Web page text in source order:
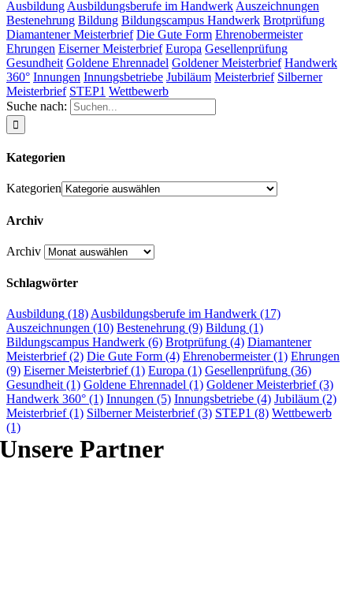
Ausbildung Ausbildungsberufe im Handwerk Auszeichnungen
Bestenehrung Bildung Bildungscampus Handwerk Brotprüfung
Diamantener Meisterbrief Die Gute Form Ehrenobermeister
Ehrungen Eiserner Meisterbrief Europa Gesellenprüfung
Gesundheit Goldene Ehrennadel Goldener Meisterbrief Handwerk
360° Innungen Innungsbetriebe Jubiläum Meisterbrief Silberner
Meisterbrief STEP1 Wettbewerb
Suche nach:
Kategorien
Kategorien
Archiv
Archiv
Schlagwörter
Ausbildung (18)Ausbildungsberufe im Handwerk (17)
Auszeichnungen (10) Bestenehrung (9) Bildung (1)
Bildungscampus Handwerk (6) Brotprüfung (4) Diamantener
Meisterbrief(2) Die Gute Form (4) Ehrenobermeister(1) Ehrungen
(9) Eiserner Meisterbrief(1) Europa (1) Gesellenprüfung (36)
Gesundheit(1) Goldene Ehrennadel (1) Goldener Meisterbrief(3)
Handwerk 360° (1) Innungen (5) Innungsbetriebe (4) Jubiläum (2)
Meisterbrief(1) Silberner Meisterbrief(3) STEP1 (8) Wettbewerb
(1)
Unsere Partner